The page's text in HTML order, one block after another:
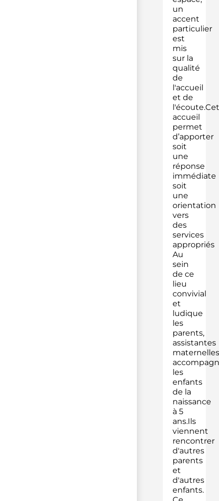
un
accent
particulier
est
mis
sur la
qualité
de
l'accueil
et de
l'écoute.Cet
accueil
permet
d’apporter
soit
une
réponse
immédiate
soit
une
orientation
vers
des
services
appropriés
Au
sein
de ce
lieu
convivial
et
ludique
les
parents,
assistantes
maternelles
les
enfants
de la
naissance
à 5
ans.Ils
viennent
rencontrer
d'autres
parents
et
d'autres
enfants.